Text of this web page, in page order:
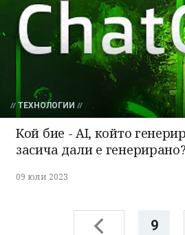
ТЕХНОЛОГИИ
Кой бие - AI, който
засича дали е генерирано?
09 юли 2023
9